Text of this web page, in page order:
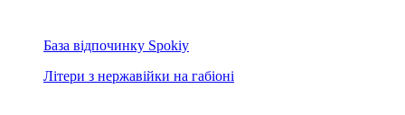
База відпочинку Spokiy
Літери з нержавійки на габіоні